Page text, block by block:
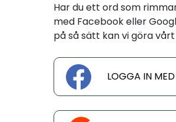
Har du ett ord som
med Facebook eller
på så sätt kan vi göra
LOGGA IN